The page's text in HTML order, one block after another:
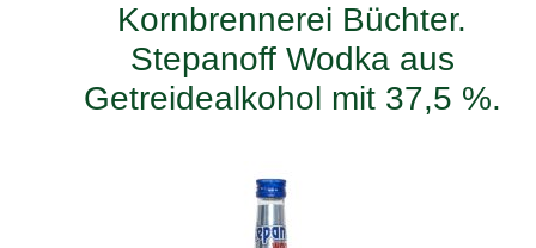
Kornbrennerei Büchter.
Stepanoff Wodka aus
Getreidealkohol mit 37,5 %.